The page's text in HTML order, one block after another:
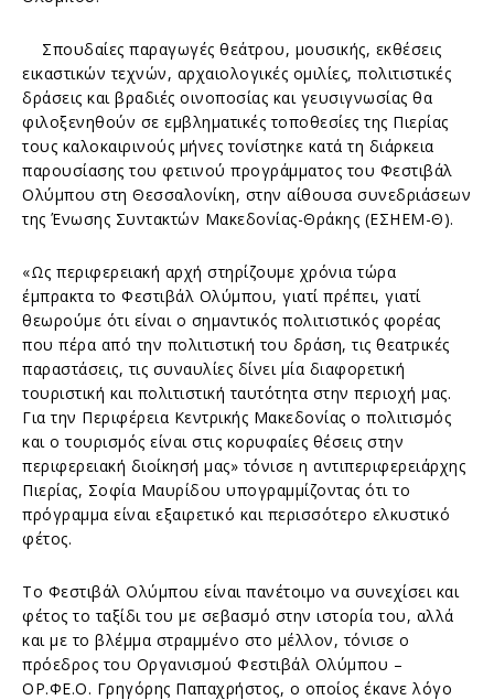
Σπουδαίες παραγωγές θεάτρου, μουσικής, εκθέσεις
εικαστικών τεχνών, αρχαιολογικές ομιλίες, πολιτιστικές
δράσεις και βραδιές οινοποσίας και γευσιγνωσίας θα
φιλοξενηθούν σε εμβληματικές τοποθεσίες της Πιερίας
τους καλοκαιρινούς μήνες τονίστηκε κατά τη διάρκεια
παρουσίασης του φετινού προγράμματος του Φεστιβάλ
Ολύμπου στη Θεσσαλονίκη, στην αίθουσα συνεδριάσεων
της Ένωσης Συντακτών Μακεδονίας-Θράκης (ΕΣΗΕΜ-Θ).
«Ως περιφερειακή αρχή στηρίζουμε χρόνια τώρα
έμπρακτα το Φεστιβάλ Ολύμπου, γιατί πρέπει, γιατί
θεωρούμε ότι είναι ο σημαντικός πολιτιστικός φορέας
που πέρα από την πολιτιστική του δράση, τις θεατρικές
παραστάσεις, τις συναυλίες δίνει μία διαφορετική
τουριστική και πολιτιστική ταυτότητα στην περιοχή μας.
Για την Περιφέρεια Κεντρικής Μακεδονίας ο πολιτισμός
και ο τουρισμός είναι στις κορυφαίες θέσεις στην
περιφερειακή διοίκησή μας» τόνισε η αντιπεριφερειάρχης
Πιερίας, Σοφία Μαυρίδου υπογραμμίζοντας ότι το
πρόγραμμα είναι εξαιρετικό και περισσότερο ελκυστικό
φέτος.
Το Φεστιβάλ Ολύμπου είναι πανέτοιμο να συνεχίσει και
φέτος το ταξίδι του με σεβασμό στην ιστορία του, αλλά
και με το βλέμμα στραμμένο στο μέλλον, τόνισε ο
πρόεδρος του Οργανισμού Φεστιβάλ Ολύμπου –
ΟΡ.ΦΕ.Ο. Γρηγόρης Παπαχρήστος, ο οποίος έκανε λόγο